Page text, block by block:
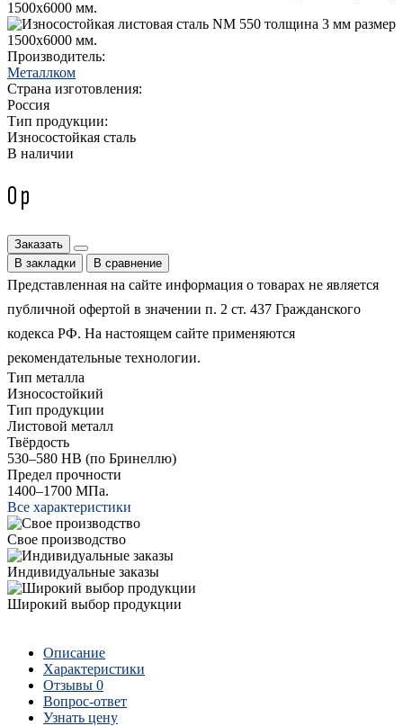
Производитель:
Металлком
Страна изготовления:
Россия
Тип продукции:
Износостойкая сталь
В наличии
0 р
Заказать
В закладки
В сравнение
Представленная на сайте информация о товарах не является
публичной офертой в значении п. 2 ст. 437 Гражданского
кодекса РФ. На настоящем сайте применяются
рекомендательные технологии.
Тип металла
Износостойкий
Тип продукции
Листовой металл
Твёрдость
530–580 HB (по Бринеллю)
Предел прочности
1400–1700 МПа.
Все характеристики
Свое производство
Индивидуальные заказы
Широкий выбор продукции
Описание
Характеристики
Отзывы 0
Вопрос-ответ
Узнать цену